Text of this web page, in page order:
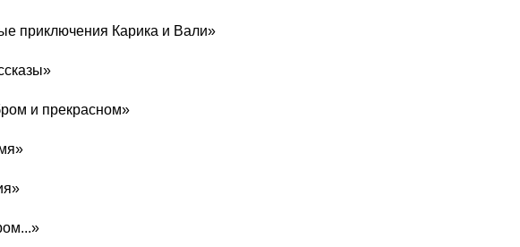
приключения Карика и Вали»
и прекрасном»